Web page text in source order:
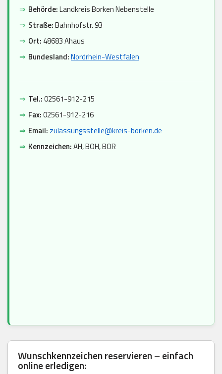
⇒ Behörde:Landkreis Borken Nebenstelle
⇒ Straße:Bahnhofstr. 93
⇒ Ort: 48683 Ahaus
⇒ Bundesland:Nordrhein-Westfalen
⇒ Tel.:02561-912-215
⇒ Fax:02561-912-216
⇒ Email: zulassungsstelle@kreis-borken.de
⇒ Kennzeichen:AH, BOH, BOR
Wunschkennzeichen reservieren – einfach
online erledigen: